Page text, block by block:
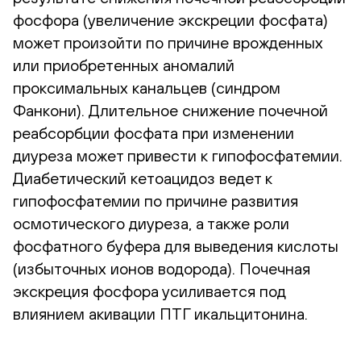
фосфора (увеличение экскреции фосфата)
может произойти по причине врожденных
или приобретенных аномалий
проксимальных канальцев (синдром
Фанкони). Длительное снижение почечной
реабсорбции фосфата при изменении
диуреза может привести к гипофосфатемии.
Диабетический кетоацидоз ведет к
гипофосфатемии по причине развития
осмотического диуреза, а также роли
фосфатного буфера для выведения кислоты
(избыточных ионов водорода). Почечная
экскреция фосфора усиливается под
влиянием акивации ПТГ икальцитонина.